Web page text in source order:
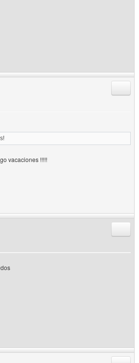
vacaciones !!!!!